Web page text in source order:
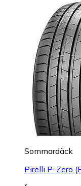
Sommardäck
Pirelli P-Zero